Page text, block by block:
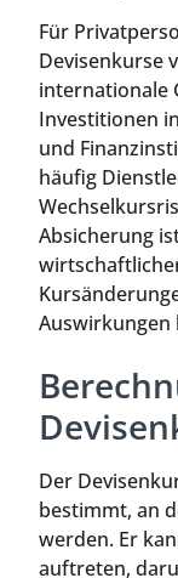
Für
Devisenkurse
internationale
Investitionen
und
häufig
Absicherung
Auswirkungen
Der
bestimmt, an
werden. Er
auftreten,